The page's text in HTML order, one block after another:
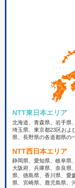
NTT東日本エリア
北海道、青森県、岩手県
埼玉県、東京都23区およ
県、長野県の各道都県の
NTT西日本エリア
静岡県、愛知県、岐阜県
大阪府、兵庫県、奈良県
県、徳島県、香川県、愛
県、宮崎県、鹿児島県、